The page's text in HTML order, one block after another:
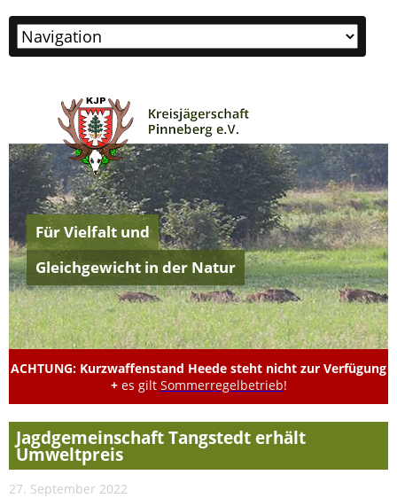
Zielseite
Für Vielfalt und
Gleichgewicht in der Natur
ACHTUNG: Kurzwaffenstand Heede steht nicht zur Verfügung
+ es gilt Sommerregelbetrieb!
Jagdgemeinschaft Tangstedt erhält
Umweltpreis
27. September 2022